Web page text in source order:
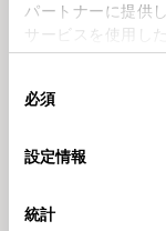
パートナーに提供
サービスを使用し
使用することがあ
デバイスにすべて
意したことにな
設定の変更、同意
「Cookie（クッキ
必須
設定情報
統計
【高岡】7月 営業カレ
キッズエンジニア